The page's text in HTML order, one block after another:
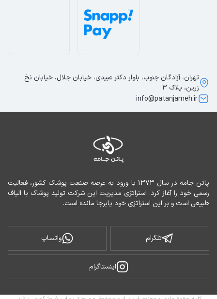
طبیعی است و بر این استراتژی خود پابرجا مانده است.
تلگرام واتساپ
اینستاگرام
تهران، آزادگان جنوب، بلوار دکتر عبیدی، خیابان جلال، خیابان نخ
زرین، پلاک 3
info@patanjameh.ir